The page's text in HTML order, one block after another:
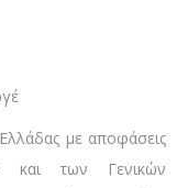
με αποφάσεις
και των Γενικών